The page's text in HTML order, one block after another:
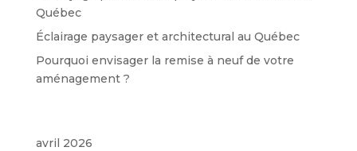
Québec
Éclairage paysager et architectural au Québec
Pourquoi envisager la remise à neuf de votre
aménagement ?
avril 2026